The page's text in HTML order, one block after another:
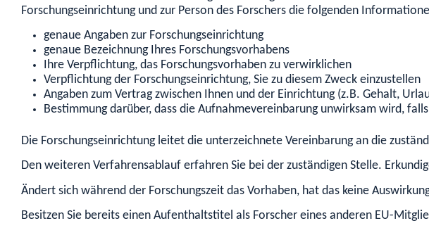
Forschungseinrichtung und zur Person des Forschers die folgenden
genaue Angaben zur Forschungseinrichtung
genaue Bezeichnung Ihres Forschungsvorhabens
Ihre Verpflichtung, das Forschungsvorhaben zu verwirklichen
Verpflichtung der Forschungseinrichtung, Sie zu diesem Zweck einzustellen
Angaben zum Vertrag zwischen Ihnen und der Einrichtung (z.B. Gehalt,
Bestimmung darüber, dass die Aufnahmevereinbarung unwirksam wird,
Die Forschungseinrichtung leitet die unterzeichnete Vereinbarung an die
Den weiteren Verfahrensablauf erfahren Sie bei der zuständigen Stelle.
Ändert sich während der Forschungszeit das Vorhaben, hat das keine
Besitzen Sie bereits einen Aufenthaltstitel als Forscher eines anderen EU-